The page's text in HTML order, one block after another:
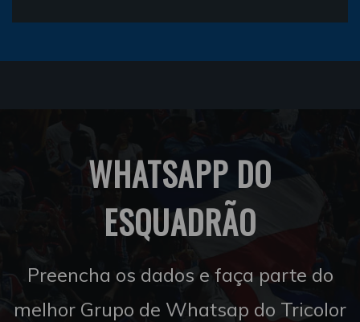
WHATSAPP DO
ESQUADRÃO
Preencha os dados e faça parte do
melhor Grupo de Whatsap do Tricolor